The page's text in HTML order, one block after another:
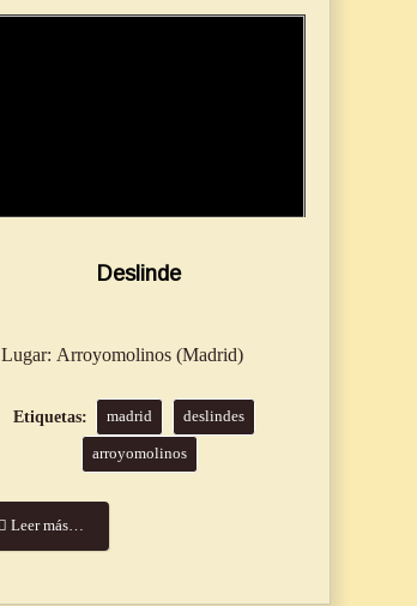
Deslinde
Lugar: Arroyomolinos (Madrid)
madrid deslindes
arroyomolinos
Leer más…